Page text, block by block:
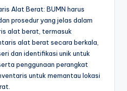
Alat Berat: BUMN harus
prosedur yang jelas dalam
alat berat, termasuk
alat berat secara berkala,
dan identifikasi unik untuk
penggunaan perangkat
untuk memantau lokasi